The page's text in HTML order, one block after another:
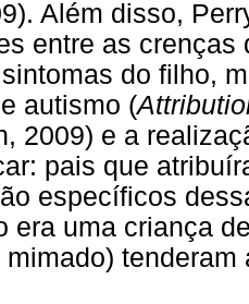
Além disso,
entre as
do filho,
autismo (
2009) e a
pais que
específicos
era uma criança